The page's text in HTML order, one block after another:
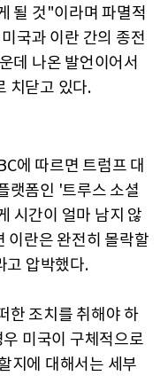
될 것"이라며 파멸적
국과 이란 간의 종전
데 나온 발언이어서
치닫고 있다.
에 따르면 트럼프 대
랫폼인 '트루스 소셜
시간이 얼마 남지 않
이란은 완전히 몰락할
고 압박했다.
한 조치를 취해야 하
미국이 구체적으로
지에 대해서는 세부